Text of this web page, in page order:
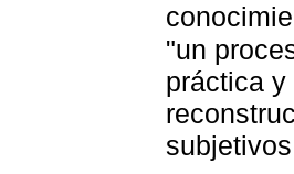
"un
práctica